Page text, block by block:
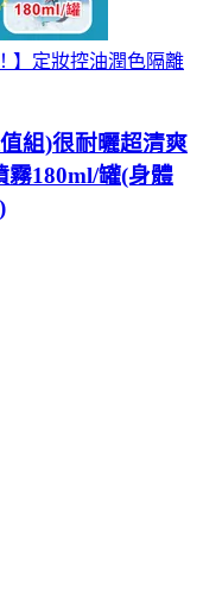
】定妝控油潤色隔離
組)很耐曬超清爽
霧180ml/罐(身體